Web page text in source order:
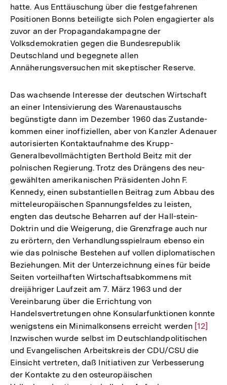
hatte. Aus Enttäuschung über die festgefahrenen
Positionen Bonns beteiligte sich Polen engagierter als
zuvor an der Propagandakampagne der
Volksdemokratien gegen die Bundesrepublik
Deutschland und begegnete allen
Annäherungsversuchen mit skeptischer Reserve.
Das wachsende Interesse der deutschen Wirtschaft
an einer Intensivierung des Warenaustauschs
begünstigte dann im Dezember 1960 das Zustande-
kommen einer inoffiziellen, aber von Kanzler Adenauer
autorisierten Kontaktaufnahme des Krupp-
Generalbevollmächtigten Berthold Beitz mit der
polnischen Regierung. Trotz des Drängens des neu-
gewählten amerikanischen Präsidenten John F.
Kennedy, einen substantiellen Beitrag zum Abbau des
mitteleuropäischen Spannungsfeldes zu leisten,
engten das deutsche Beharren auf der Hall-stein-
Doktrin und die Weigerung, die Grenzfrage auch nur
zu erörtern, den Verhandlungsspielraum ebenso ein
wie das polnische Bestehen auf vollen diplomatischen
Beziehungen. Mit der Unterzeichnung eines für beide
Seiten vorteilhaften Wirtschaftsabkommens mit
dreijähriger Laufzeit am 7. März 1963 und der
Vereinbarung über die Errichtung von
Handelsvertretungen ohne Konsularfunktionen konnte
wenigstens ein Minimalkonsens erreicht werden Zur
der
Fußnote
[12]
Inzwischen wurde selbst im Deutschlandpolitischen
und Evangelischen Arbeitskreis der CDU/CSU die
Einsicht vertreten, daß Initiativen zur Verbesserung
der Kontakte zu den osteuropäischen